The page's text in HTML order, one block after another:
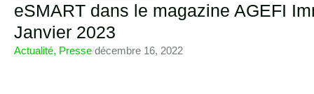
eSMART dans le magazine AGEFI
Janvier 2023
Actualité, Presse/décembre 16, 2022